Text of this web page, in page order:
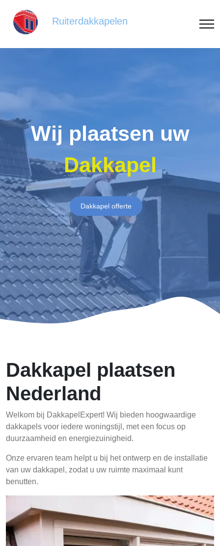
Ruiterdakkapelen
Wij plaatsen uw
Dakkapel
Dakkapel offerte
Dakkapel plaatsen
Nederland
Welkom bij DakkapelExpert! Wij bieden hoogwaardige
dakkapels voor iedere woningstijl, met een focus op
duurzaamheid en energiezuinigheid.
Onze ervaren team helpt u bij het ontwerp en de installatie
van uw dakkapel, zodat u uw ruimte maximaal kunt
benutten.